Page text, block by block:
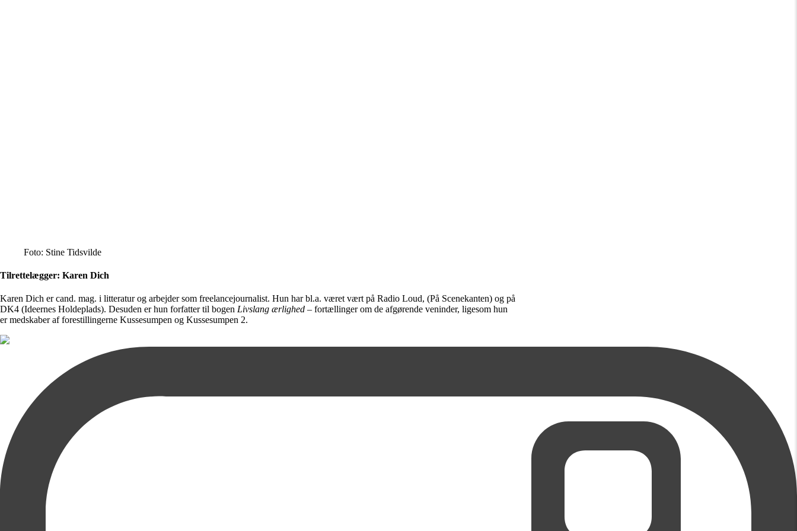
Foto: Stine Tidsvilde
Tilrettelægger: Karen Dich
Karen Dich er cand. mag. i litteratur og arbejder som freelancejournalist. Hun har bl.a. været vært på Radio Loud, (På Scenekanten) og på
DK4 (Ideernes Holdeplads). Desuden er hun forfatter til bogen Livslang ærlighed – fortællinger om de afgørende veninder, ligesom hun
er medskaber af forestillingerne Kussesumpen og Kussesumpen 2.